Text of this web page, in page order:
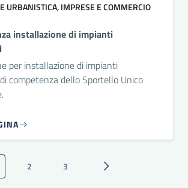
URBANISTICA, IMPRESE E COMMERCIO
installazione di impianti
per installazione di impianti
competenza dello Sportello Unico
attualePagina
2 Pagina
3 Pagina successiva